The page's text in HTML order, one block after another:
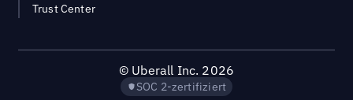
Trust Center
© Uberall Inc. 2026
SOC 2-zertifiziert